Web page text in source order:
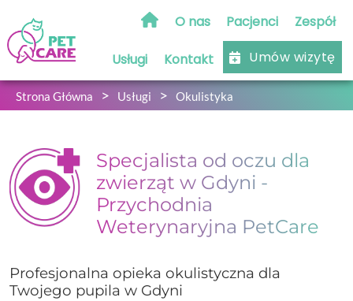
O nas Pacjenci Zespół
Usługi Kontakt Umów wizytę
Strona Główna Usługi Okulistyka
Specjalista od oczu dla
zwierząt w Gdyni -
Przychodnia
Weterynaryjna PetCare
Profesjonalna opieka okulistyczna dla
Twojego pupila w Gdyni